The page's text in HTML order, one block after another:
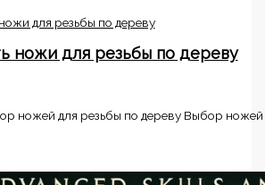
ножи для резьбы по дереву
ножей для резьбы по дереву Выбор